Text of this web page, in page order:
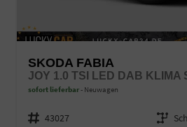
SKODA FABIA
JOY 1.0 TSI LED DAB KLIMA
sofort lieferbar Neuwagen
Fahrzeugnr. 43027 Getriebe